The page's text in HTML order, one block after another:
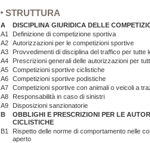
STRUTTURA
A
DISCIPLINA GIURIDICA DELLE
A1
Definizione di competizione sportiva
A2 Autorizzazioni per le competizioni sportive
A3
Provvedimenti di disciplina del traffico per tutte
A4
Prescrizioni generali delle autorizzazioni per
A5 Competizioni sportive ciclistiche
A6 Competizioni sportive podistiche
A7 Competizioni sportive con animali o veicoli a
A8
Responsabilità in caso di sinistri
A9
Disposizioni sanzionatorie
B
OBBLIGHI E PRESCRIZIONI PER LE
CICLISTICHE
B1
Rispetto delle norme di comportamento nelle
aperto